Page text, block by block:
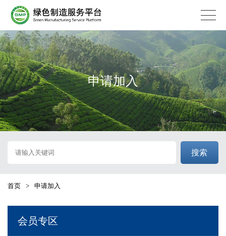
申请加入
搜索
首页 > 申请加入
会员专区